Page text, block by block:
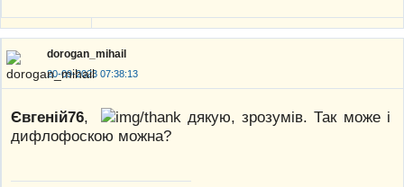
dorogan_mihail
20-09-2023 07:38:13
Євгеній76,
дякую, зрозумів. Так може і
дифлофоскою можна?